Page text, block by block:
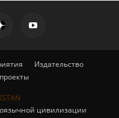
Издательство
цивилизации